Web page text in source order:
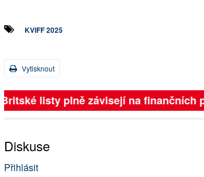
KVIFF 2025
Vytisknout
Britské listy plně závisejí na finančních
Diskuse
Přihlásit